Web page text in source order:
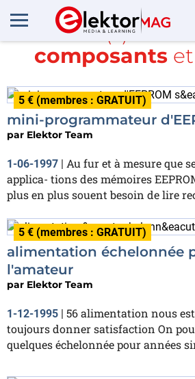
Article(s) avec
composants et
5 € (membres : GRATUIT)
mini-programmateur
par Elektor Team
1-06-1997 | Au fur et à mesure que
applica- tions des mémoires
plus en plus souent besoin de lire
5 € (membres : GRATUIT)
alimentation échelonnée
l'amateur
par Elektor Team
1-12-1995 | 56 alimentation nous
toujours donner satisfaction On
quelques échelonnée pour années